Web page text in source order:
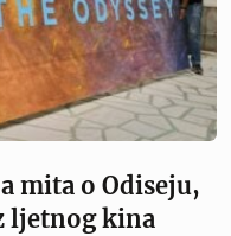
mita o Odiseju,
ljetnog kina